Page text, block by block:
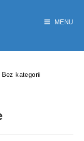
MENU
Bez kategorii